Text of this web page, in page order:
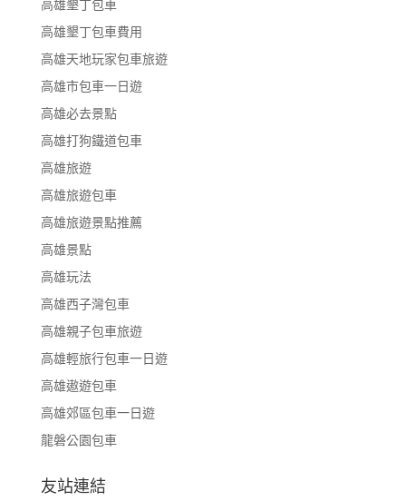
高雄墾丁包車
高雄墾丁包車費用
高雄天地玩家包車旅遊
高雄市包車一日遊
高雄必去景點
高雄打狗鐵道包車
高雄旅遊
高雄旅遊包車
高雄旅遊景點推薦
高雄景點
高雄玩法
高雄西子灣包車
高雄親子包車旅遊
高雄輕旅行包車一日遊
高雄遨遊包車
高雄郊區包車一日遊
龍磐公園包車
友站連結